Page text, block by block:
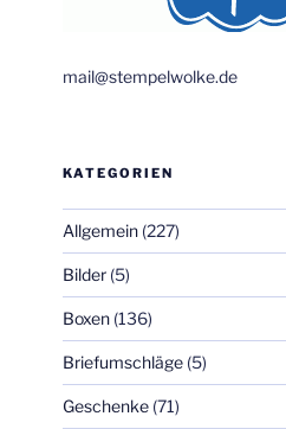
mail@stempelwolke.de
KATEGORIEN
Allgemein(227)
Bilder(5)
Boxen(136)
Briefumschläge(5)
Geschenke(71)